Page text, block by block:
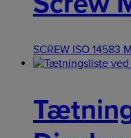
SCREW ISO 14583